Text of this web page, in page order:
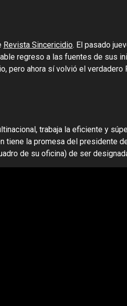
Revista Sincericidio. El pasado
regreso a las fuentes de sus
pero ahora sí volvió el verdadero
trabaja la eficiente y
tiene la promesa del presidente
de su oficina) de ser